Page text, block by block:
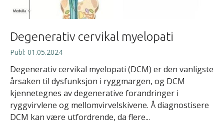
Degenerativ cervikal myelopati
Publ: 01.05.2024
Degenerativ cervikal myelopati (DCM) er den vanligste
årsaken til dysfunksjon i ryggmargen, og DCM
kjennetegnes av degenerative forandringer i
ryggvirvlene og mellomvirvelskivene. Å diagnostisere
DCM kan være utfordrende, da flere...